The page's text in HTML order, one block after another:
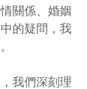
關係、婚姻
的疑問，我
我們深刻理